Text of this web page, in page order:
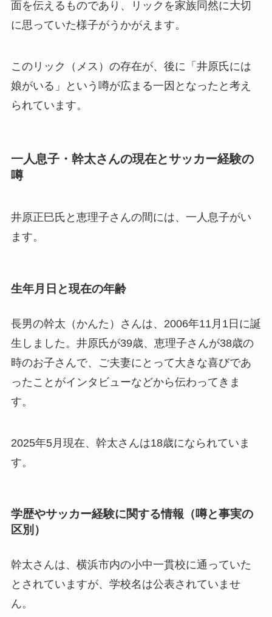
面を伝えるものであり、リックを家族同然に大切
に思っていた様子がうかがえます。
このリック（メス）の存在が、後に「井原氏には
娘がいる」という噂が広まる一因となったと考え
られています。
一人息子・幹太さんの現在とサッカー経験の
噂
井原正巳氏と恵理子さんの間には、一人息子がい
ます。
生年月日と現在の年齢
長男の幹太（かんた）さんは、2006年11月1日に誕
生しました。井原氏が39歳、恵理子さんが38歳の
時のお子さんで、ご夫妻にとって大きな喜びであ
ったことがインタビューなどから伝わってきま
す。
2025年5月現在、幹太さんは18歳になられていま
す。
学歴やサッカー経験に関する情報（噂と事実の
区別）
幹太さんは、横浜市内の小中一貫校に通っていた
とされていますが、学校名は公表されていませ
ん。